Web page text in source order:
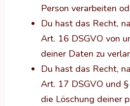
Person verarbeiten
Du hast das Recht,
Art. 16 DSGVO von
deiner Daten zu
Du hast das Recht,
Art. 17 DSGVO und
die Löschung deiner